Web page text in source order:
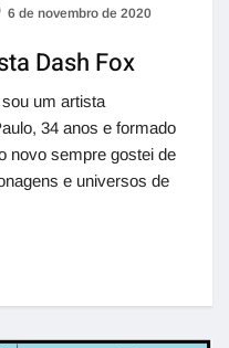
6 de novembro de 2020
Dash Fox
um artista
34 anos e formado
novo sempre gostei de
e universos de